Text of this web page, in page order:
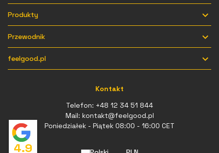
Produkty 
Przewodnik 
feelgood.pl 
Kontakt
Telefon: +48 12 34 51 844
Mail: kontakt@feelgood.pl
Poniedziałek - Piątek 08:00 - 16:00 CET
4.9